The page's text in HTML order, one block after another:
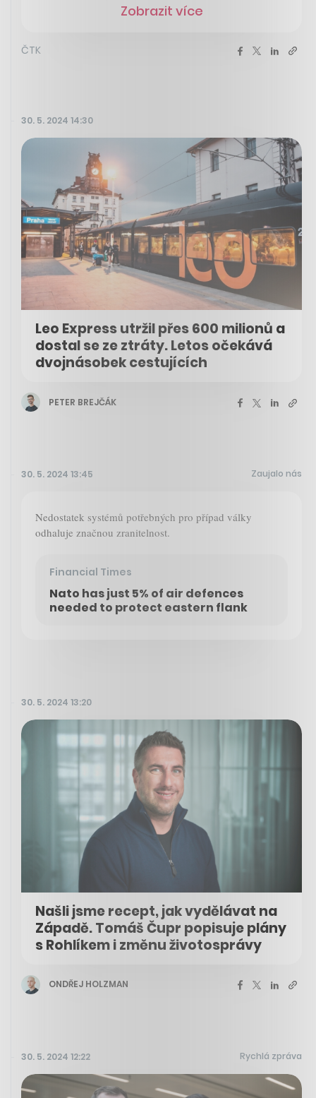
Zobrazit více
ČTK
30. 5. 2024 14:30
Leo Express utržil přes 600 milionů a
dostal se ze ztráty. Letos očekává
dvojnásobek cestujících
PETER BREJČÁK
30. 5. 2024 13:45 Zaujalo nás
Nedostatek systémů potřebných pro případ války
odhaluje značnou zranitelnost.
Financial Times
Nato has just 5% of air defences
needed to protect eastern flank
30. 5. 2024 13:20
Našli jsme recept, jak vydělávat na
Západě. Tomáš Čupr popisuje plány
s Rohlíkem i změnu životosprávy
ONDŘEJ HOLZMAN
30. 5. 2024 12:22 Rychlá zpráva